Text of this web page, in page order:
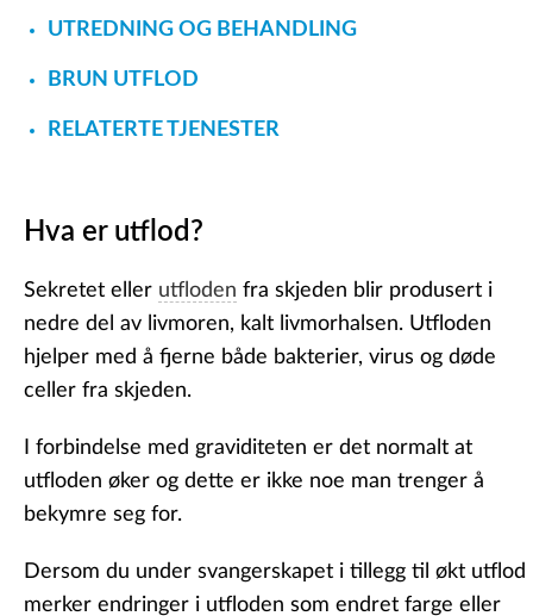
UTREDNING OG BEHANDLING
BRUN UTFLOD
RELATERTE TJENESTER
Hva er utflod?
Sekretet eller utfloden fra skjeden blir produsert i
nedre del av livmoren, kalt livmorhalsen. Utfloden
hjelper med å fjerne både bakterier, virus og døde
celler fra skjeden.
I forbindelse med graviditeten er det normalt at
utfloden øker og dette er ikke noe man trenger å
bekymre seg for.
Dersom du under svangerskapet i tillegg til økt utflod
merker endringer i utfloden som endret farge eller